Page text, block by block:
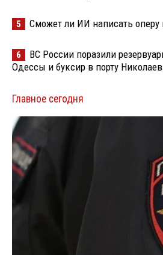
5 Сможет ли ИИ написать оперу
6
ВС России поразили
Одессы и буксир в порту
Главное сегодня